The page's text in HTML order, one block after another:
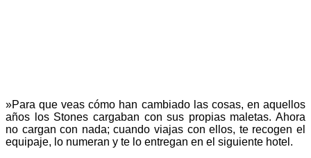
»Para que veas cómo han cambiado las cosas, en aquellos
años los Stones cargaban con sus propias maletas. Ahora
no cargan con nada; cuando viajas con ellos, te recogen el
equipaje, lo numeran y te lo entregan en el siguiente hotel.